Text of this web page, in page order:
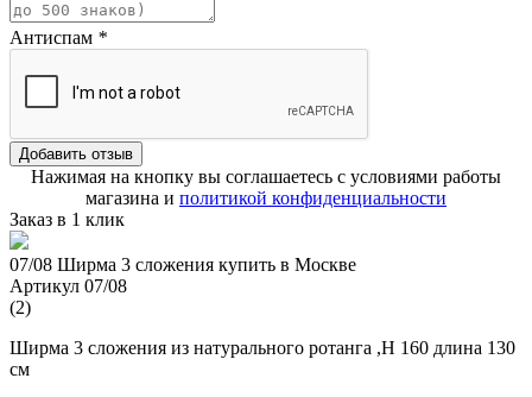
Антиспам *
Добавить отзыв
Нажимая на кнопку вы соглашаетесь с условиями работы
магазина и политикой конфиденциальности
Заказ в 1 клик
07/08 Ширма 3 сложения купить в Москве
Артикул 07/08
(2)
Ширма 3 сложения из натурального ротанга ,Н 160 длина 130
см